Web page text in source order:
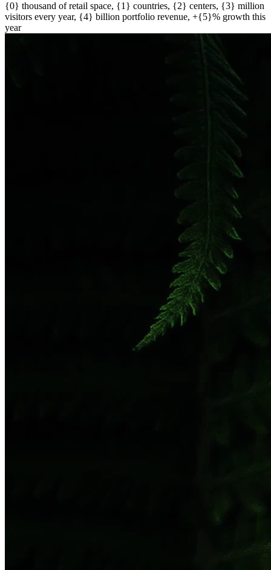
{0} thousand of retail space, {1} countries, {2} centers, {3} million
visitors every year, {4} billion portfolio revenue, +{5}% growth this
year